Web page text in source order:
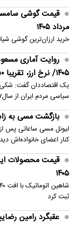
مرداد ۱۴۰۵
خرید ارزان‌ترین گوشی شیائومی در بازار به ۲۳
۱۴۰۵/ نرخ ارز، تقریبا ۵۰ برابر شده
یک اقتصاددان گفت: شکی
سیاسی مردم ایران از سال۱۳۹۷ به بعد نه تنها در مجموع،…
بازگشت مسی به
لیونل مسی ساعاتی پس
کنار اعضای خانواده‌اش
۱۴۰۵
ثبت کرد
عقبگرد رامین